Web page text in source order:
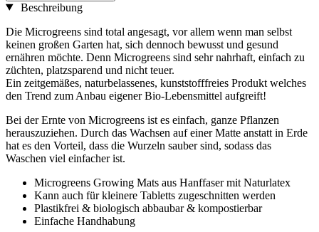
Beschreibung
Die Microgreens sind total angesagt, vor allem wenn man selbst
keinen großen Garten hat, sich dennoch bewusst und gesund
ernähren möchte. Denn Microgreens sind sehr nahrhaft, einfach zu
züchten, platzsparend und nicht teuer.
Ein zeitgemäßes, naturbelassenes, kunststofffreies Produkt welches
den Trend zum Anbau eigener Bio-Lebensmittel aufgreift!
Bei der Ernte von Microgreens ist es einfach, ganze Pflanzen
herauszuziehen. Durch das Wachsen auf einer Matte anstatt in Erde
hat es den Vorteil, dass die Wurzeln sauber sind, sodass das
Waschen viel einfacher ist.
Microgreens Growing Mats aus Hanffaser mit Naturlatex
Kann auch für kleinere Tabletts zugeschnitten werden
Plastikfrei & biologisch abbaubar & kompostierbar
Einfache Handhabung